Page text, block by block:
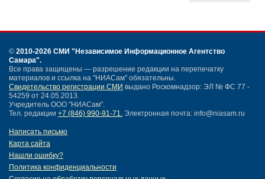
© 2010-2026 СМИ "Независимое Информационное Агентство
Самара".
Все права защищены — разрешение редакции на перепечатку
материалов и ссылка на "НИАСам" обязательны.
Свидетельство регистрации СМИ выдано Роскомнадзор: ЭЛ № ФС 77 -
54259 от 24.05.2013.
Учредитель ООО "НИАСам".
Тел. редакции +7 (846) 990-91-71. Электронная почта: info@niasam.ru
Написать письмо
Карта сайта
Нашли ошибку?
Политика конфиденциальности